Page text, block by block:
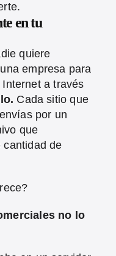
en tu
quiere
empresa para
a través
Cada sitio que
por un
que
cantidad de
no lo